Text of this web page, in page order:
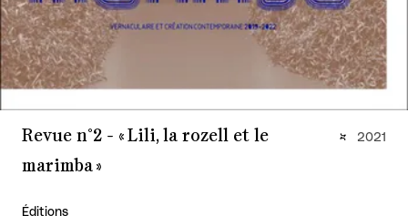
Revue n°2 - « Lili, la rozell et le
marimba »
Éditions
2021